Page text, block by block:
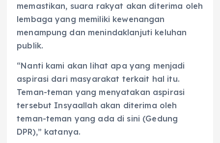
memastikan, suara rakyat akan diterima oleh
lembaga yang memiliki kewenangan
menampung dan menindaklanjuti keluhan
publik.
“Nanti kami akan lihat apa yang menjadi
aspirasi dari masyarakat terkait hal itu.
Teman-teman yang menyatakan aspirasi
tersebut Insyaallah akan diterima oleh
teman-teman yang ada di sini (Gedung
DPR),” katanya.